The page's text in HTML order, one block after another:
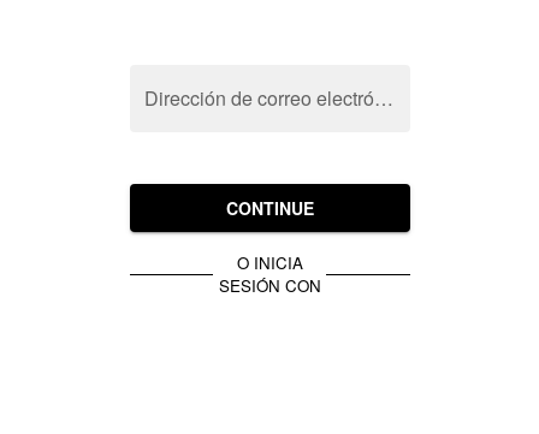
Dirección de correo electrónico
CONTINUE
O INICIA
SESIÓN CON